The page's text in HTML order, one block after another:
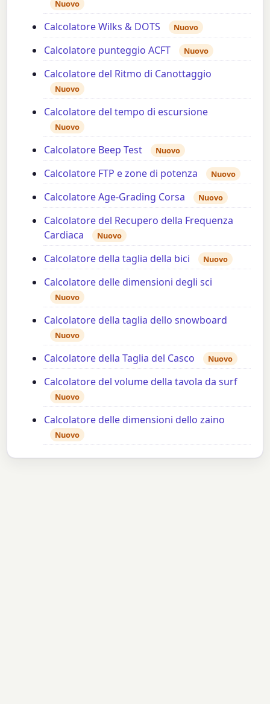
Nuovo
Calcolatore Wilks & DOTS Nuovo
Calcolatore punteggio ACFT Nuovo
Calcolatore del Ritmo di Canottaggio
Nuovo
Calcolatore del tempo di escursione
Nuovo
Calcolatore Beep Test Nuovo
Calcolatore FTP e zone di potenza Nuovo
Calcolatore Age-Grading Corsa Nuovo
Calcolatore del Recupero della Frequenza
Cardiaca
Nuovo
Calcolatore della taglia della bici Nuovo
Calcolatore delle dimensioni degli sci
Nuovo
Calcolatore della taglia dello snowboard
Nuovo
Calcolatore della Taglia del Casco Nuovo
Calcolatore del volume della tavola da surf
Nuovo
Calcolatore delle dimensioni dello zaino
Nuovo